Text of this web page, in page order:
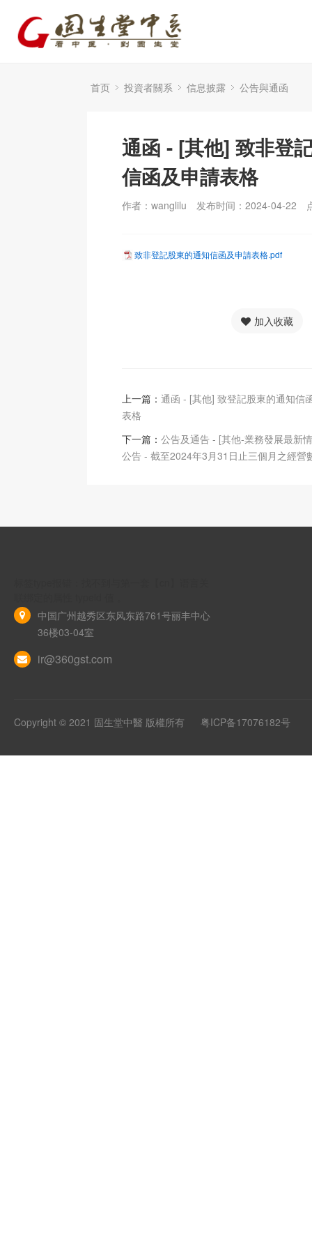
首页 投資者關系 信息披露 公告與通函
通函 - [其他] 致非登
信函及申請表格
作者：wanglilu 发布时间：2024-04-22
致非登記股東的通知信函及申請表格.pdf
加入收藏
上一篇： 通函 - [其他] 致登記股東的通知信
表格
下一篇： 公告及通告 - [其他-業務發展最新
公告 - 截至2024年3月31日止三個月之經營
中国广州越秀区东风东路761号丽丰中心
36楼03-04室
ir@360gst.com
Copyright © 2021 固生堂中醫 版權所有 粤ICP备17076182号